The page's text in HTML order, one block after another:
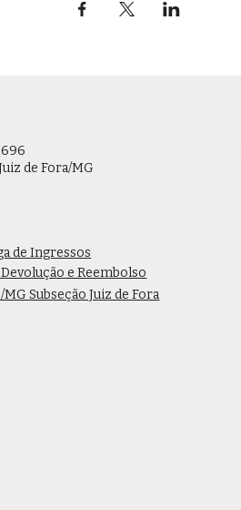
696
de Fora/MG
de Ingressos
Subseção Juiz de Fora
e Reembolso